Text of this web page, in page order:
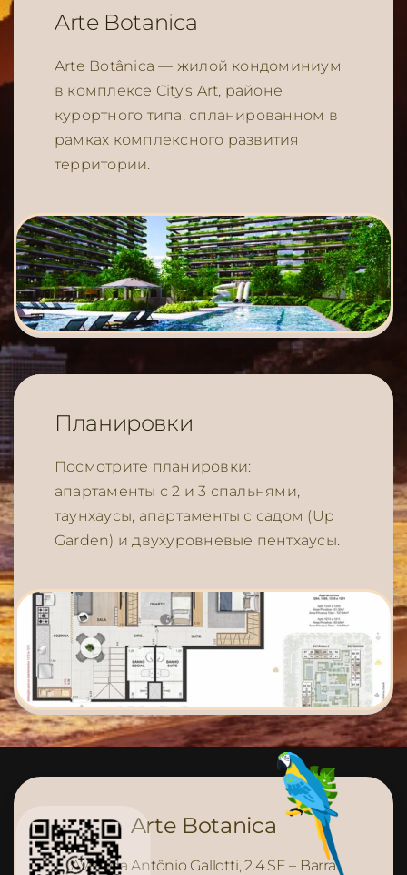
Arte Botanica
Arte Botânica — жилой кондоминиум
в комплексе City’s Art, районе
курортного типа, спланированном в
рамках комплексного развития
территории.
Планировки
Посмотрите планировки:
апартаменты с 2 и 3 спальнями,
таунхаусы, апартаменты с садом (Up
Garden) и двухуровневые пентхаусы.
Arte Botanica
Avenida Antônio Gallotti, 2.4 SE – Barra